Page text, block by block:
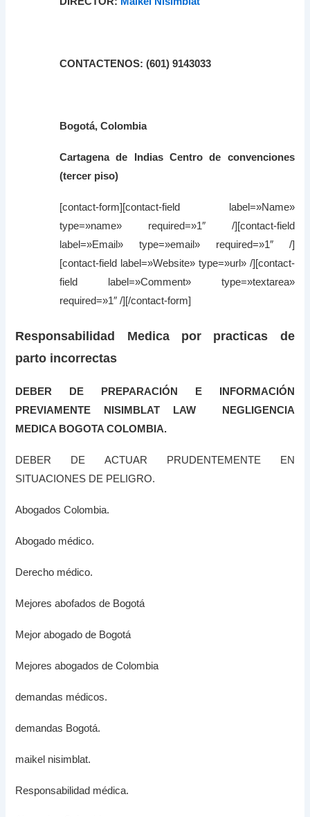
CONTACTENOS: (601) 9143033
Bogotá, Colombia
Cartagena de Indias Centro de convenciones
(tercer piso)
[contact-form][contact-field label=»Name»
type=»name» required=»1″ /][contact-field
label=»Email» type=»email» required=»1″ /]
[contact-field label=»Website» type=»url» /][contact-
field label=»Comment» type=»textarea»
required=»1″ /][/contact-form]
Responsabilidad Medica por practicas de
parto incorrectas
DEBER DE PREPARACIÓN E INFORMACIÓN
PREVIAMENTE NISIMBLAT LAW NEGLIGENCIA
MEDICA BOGOTA COLOMBIA.
DEBER DE ACTUAR PRUDENTEMENTE EN
SITUACIONES DE PELIGRO.
Abogados Colombia.
Abogado médico.
Derecho médico.
Mejores abofados de Bogotá
Mejor abogado de Bogotá
Mejores abogados de Colombia
demandas médicos.
demandas Bogotá.
maikel nisimblat.
Responsabilidad médica.